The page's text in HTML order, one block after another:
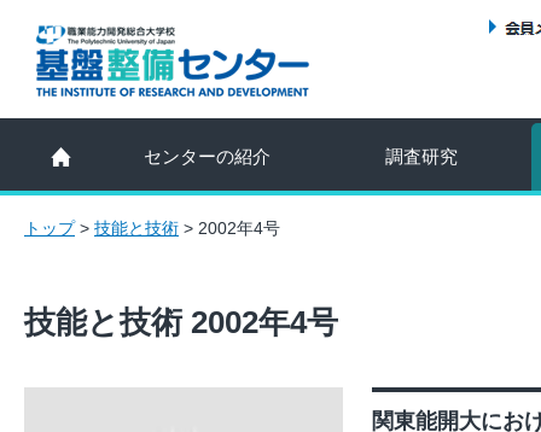
センターの紹介 調査研究
トップ> 技能と技術 > 2002年4号
技能と技術 2002年4号
関東能開大にお